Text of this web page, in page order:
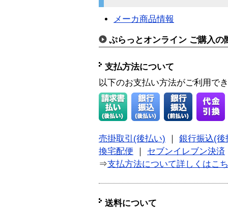
メーカ商品情報
ぷらっとオンライン ご購入の
支払方法について
以下のお支払い方法がご利用で
売掛取引(後払い)
銀行振込(後
換宅配便
セブンイレブン決済
⇒支払方法について詳しくはこ
送料について